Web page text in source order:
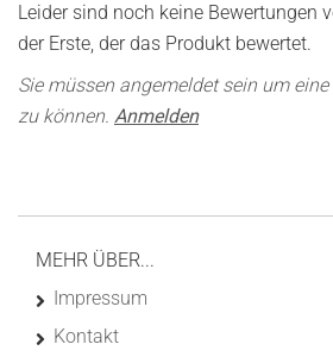
Leider sind noch keine Bewertungen
der Erste, der das Produkt bewertet.
Sie müssen angemeldet sein um
zu können. Anmelden
MEHR ÜBER...
Impressum
Kontakt